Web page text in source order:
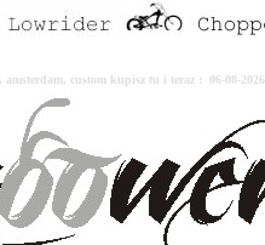
custom kupisz tu i teraz : 06-08-